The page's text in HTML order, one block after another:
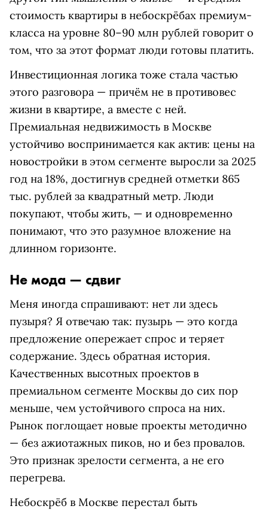
стоимость квартиры в небоскрёбах премиум-
класса на уровне 80–90 млн рублей говорит о
том, что за этот формат люди готовы платить.
Инвестиционная логика тоже стала частью
этого разговора — причём не в противовес
жизни в квартире, а вместе с ней.
Премиальная недвижимость в Москве
устойчиво воспринимается как актив: цены на
новостройки в этом сегменте выросли за 2025
год на 18%, достигнув средней отметки 865
тыс. рублей за квадратный метр. Люди
покупают, чтобы жить, — и одновременно
понимают, что это разумное вложение на
длинном горизонте.
Не мода — сдвиг
Меня иногда спрашивают: нет ли здесь
пузыря? Я отвечаю так: пузырь — это когда
предложение опережает спрос и теряет
содержание. Здесь обратная история.
Качественных высотных проектов в
премиальном сегменте Москвы до сих пор
меньше, чем устойчивого спроса на них.
Рынок поглощает новые проекты методично
— без ажиотажных пиков, но и без провалов.
Это признак зрелости сегмента, а не его
перегрева.
Небоскрёб в Москве перестал быть